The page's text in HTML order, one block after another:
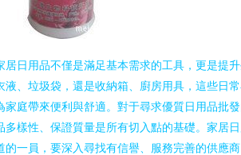
居日用品不僅是滿足基本需求的工具，更是提
液、垃圾袋，還是收納箱、廚房用具，這些日
家庭帶來便利與舒適。對于尋求優質日用品批
多樣性、保證質量是所有切入點的基礎。家居
的一員，要深入尋找有信譽、服務完善的供應